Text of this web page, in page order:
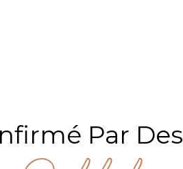
Par Des